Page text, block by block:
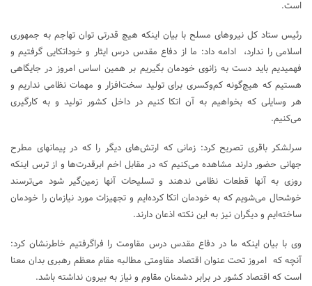
است.
رئیس ستاد کل نیروهای مسلح با بیان اینکه هیچ قدرتی توان تهاجم به جمهوری
اسلامی را ندارد، ادامه داد: ما از دفاع مقدس درس ایثار و خوداتکایی گرفتیم و
فهمیدیم باید دست به زانوی خودمان بگیریم بر همین اساس امروز در جایگاهی
هستیم که هیچ‌گونه کم‌وکسری برای تولید سخت‌افزار و مهمات نظامی نداریم و
هر وسایلی که بخواهیم به آن اتکا کنیم در داخل کشور تولید و به کارگیری
می‌کنیم.
سرلشکر باقری تصریح کرد: زمانی که ارتش‌های دیگر را که در پیمانهای مطرح
جهانی حضور دارند مشاهده می‌کنیم که در مقابل اخم ابرقدرت‌ها و از ترس اینکه
روزی به آنها قطعات نظامی ندهند و تسلیحات آنها زمین‌گیر شود می‌ترسند
خوشحال می‌شویم که به خودمان اتکا کرده‌ایم و تجهیزات مورد نیازمان را خودمان
ساخته‌ایم و دیگران نیز به این نکته اذعان دارند.
وی با بیان اینکه ما در دفاع مقدس درس مقاومت را فراگرفتیم خاطرنشان کرد:
آنچه که امروز تحت عنوان اقتصاد مقاومتی مطالبه مقام معظم رهبری بدان معنا
است که اقتصاد کشور در برابر دشمنان مقاوم و نیاز به بیرون نداشته باشد.